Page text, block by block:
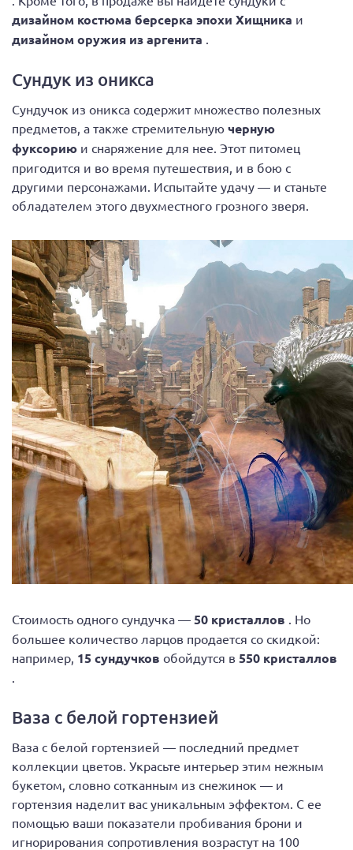
дизайном костюма берсерка эпохи Хищника и
дизайном оружия из аргенита
Сундук из оникса
Сундучок из оникса содержит множество полезных
предметов, а также стремительную черную
фуксорию и снаряжение для нее. Этот питомец
пригодится и во время путешествия, и в бою с
другими персонажами. Испытайте удачу — и станьте
обладателем этого двухместного грозного зверя.
Стоимость одного сундучка — 50 кристаллов
. Но
большее количество ларцов продается со скидкой:
например, 15 сундучков обойдутся в 550 кристаллов
Ваза с белой гортензией
Ваза с белой гортензией — последний предмет
коллекции цветов. Украсьте интерьер этим нежным
букетом, словно сотканным из снежинок — и
гортензия наделит вас уникальным эффектом. С ее
помощью ваши показатели пробивания брони и
игнорирования сопротивления возрастут на 100